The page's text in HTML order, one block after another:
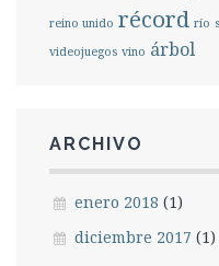
reino unido récord río
videojuegos vino árbol
ARCHIVO
enero 2018 (1)
diciembre 2017 (1)